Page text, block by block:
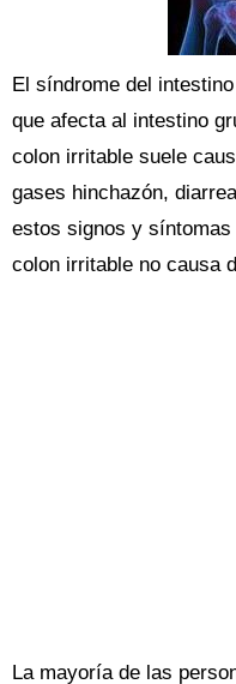
El síndrome del
que afecta al intestino
colon irritable suele
gases hinchazón,
estos signos y
colon irritable no causa
La mayoría de las